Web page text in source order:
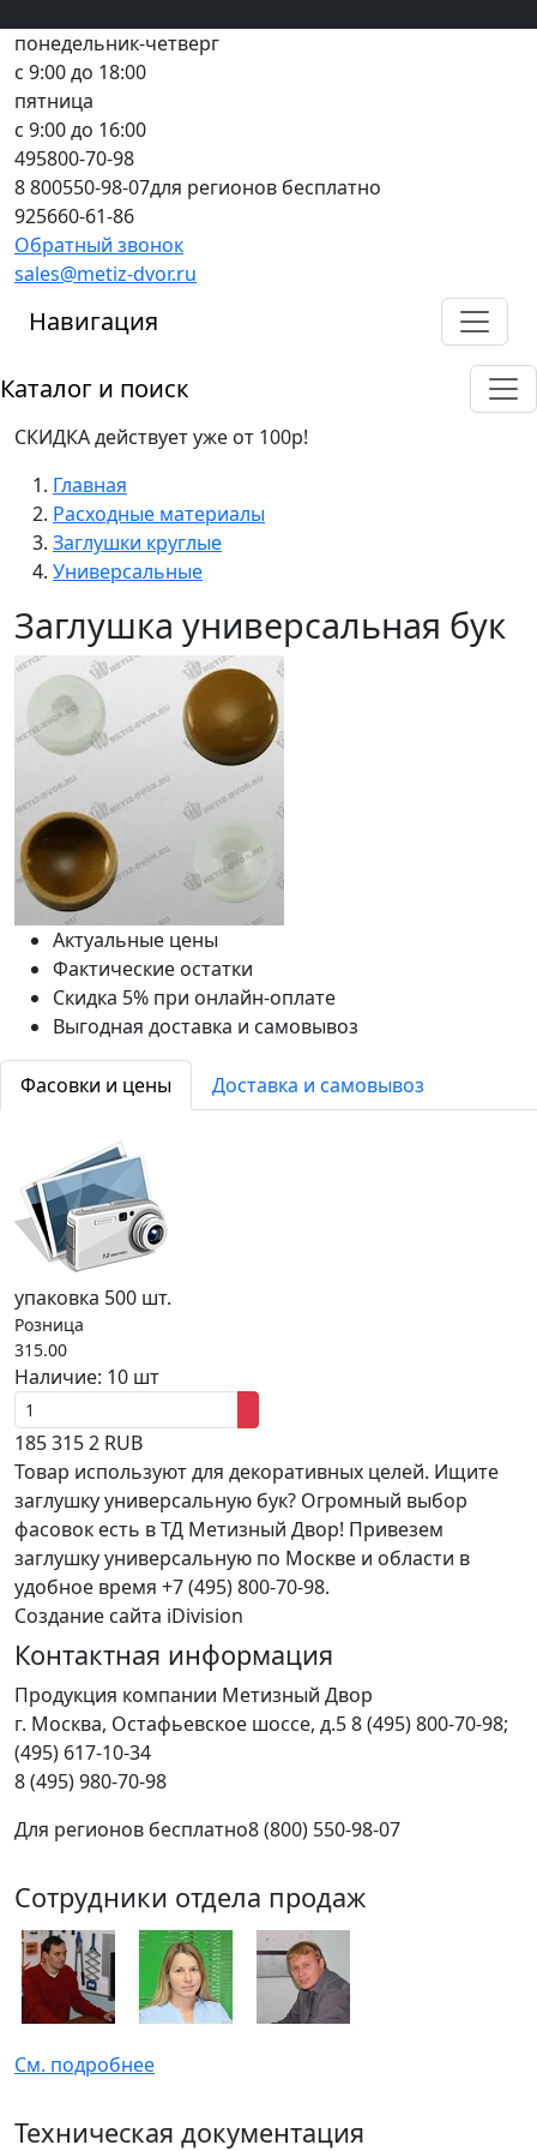
понедельник-четверг
с 9:00 до 18:00
пятница
с 9:00 до 16:00
495800-70-98
8 800550-98-07для регионов бесплатно
925660-61-86
Обратный звонок
sales@metiz-dvor.ru
Навигация
Каталог и поиск
СКИДКА действует уже от 100р!
Главная
Расходные материалы
Заглушки круглые
Универсальные
Заглушка универсальная бук
Актуальные цены
Фактические остатки
Скидка 5% при онлайн-оплате
Выгодная доставка и самовывоз
Фасовки и цены Доставка и самовывоз
упаковка 500 шт.
Розница
315.00
Наличие: 10 шт
1853152 RUB
Товар используют для декоративных целей. Ищите
заглушку универсальную бук? Огромный выбор
фасовок есть в ТД Метизный Двор! Привезем
заглушку универсальную по Москве и области в
удобное время +7 (495) 800-70-98.
Создание сайта iDivision
Контактная информация
Продукция компании Метизный Двор
г. Москва, Остафьевское шоссе, д.58 (495) 800-70-98;
(495) 617-10-34
8 (495) 980-70-98
Для регионов бесплатно8 (800) 550-98-07
Сотрудники отдела продаж
См. подробнее
Техническая документация